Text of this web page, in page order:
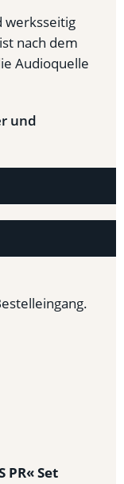
werksseitig
nach dem
Audioquelle
und
Set